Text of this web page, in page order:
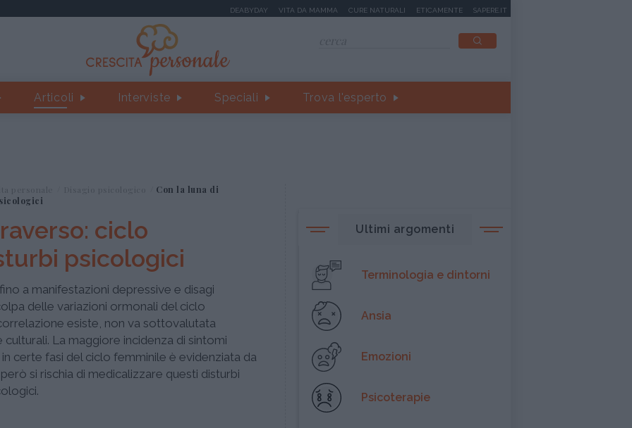
DEABYDAY VITA DA MAMMA CURE NATURALI ETICAMENTE SAPERE.IT
Articoli Interviste Speciali Trova l'esperto
Con la luna di
ciclo
psicologici
a manifestazioni depressive e disagi
delle variazioni ormonali del ciclo
esiste, non va sottovalutata
culturali. La maggiore incidenza di sintomi
certe fasi del ciclo femminile è evidenziata da
si rischia di medicalizzare questi disturbi
Ultimi argomenti
Terminologia e dintorni
Ansia
Emozioni
Psicoterapie